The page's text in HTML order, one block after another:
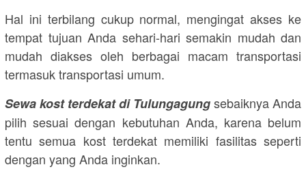
Hal ini terbilang cukup normal, mengingat akses ke
tempat tujuan Anda sehari-hari semakin mudah dan
mudah diakses oleh berbagai macam transportasi
termasuk transportasi umum.
Sewa kost terdekat di Tulungagungsebaiknya Anda
pilih sesuai dengan kebutuhan Anda, karena belum
tentu semua kost terdekat memiliki fasilitas seperti
dengan yang Anda inginkan.